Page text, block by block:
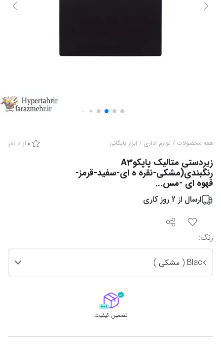
همه محصولات / لوازم اداری / ابزار بایگانی 0 از 0 نفر
زیردستی متالیک پاپکوA3
رنگبندی(مشکی-نقره ه ای-سفید-قرمز-
قهوه ای -مس...
ارسال از 2 روز کاری
رنگ:
Black ( مشکی )
تضمین کیفیت